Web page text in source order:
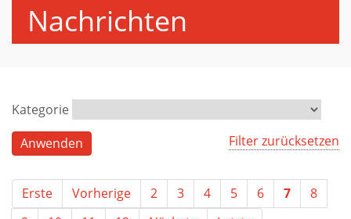
Nachrichten
Kategorie
Filter zurücksetzen
Erste Vorherige 2 3 4 5 6 7
8